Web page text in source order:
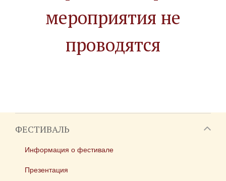
мероприятия не
проводятся
ФЕСТИВАЛЬ
Информация о фестивале
Презентация